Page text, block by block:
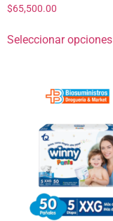
$65,500.00
Seleccionar opciones